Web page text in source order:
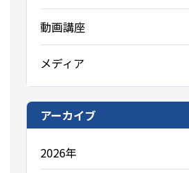
動画講座
メディア
アーカイブ
2026年